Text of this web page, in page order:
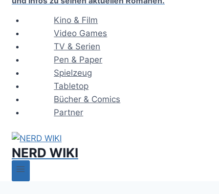
Kino & Film
Video Games
TV & Serien
Pen & Paper
Spielzeug
Tabletop
Bücher & Comics
Partner
NERD WIKI